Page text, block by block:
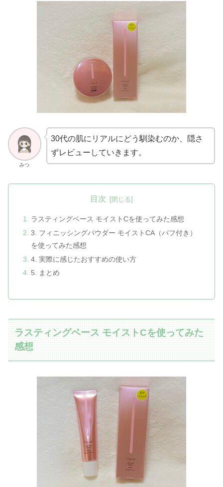
みつ
30代の肌にリアルにどう馴染むのか、隠さ
ずレビューしていきます。
目次
ラスティングベース モイストCを使ってみた感想
3. フィニッシングパウダー モイストCA（パフ付き）
を使ってみた感想
4. 実際に感じたおすすめの使い方
5. まとめ
ラスティングベース モイストCを使ってみた
感想